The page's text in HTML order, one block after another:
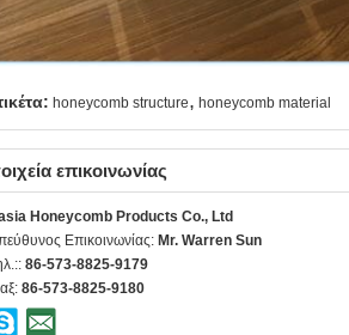
honeycomb structure, honeycomb material
επικοινωνίας
Honeycomb Products Co., Ltd
Επικοινωνίας: Mr. Warren Sun
86-573-8825-9179
86-573-8825-9180